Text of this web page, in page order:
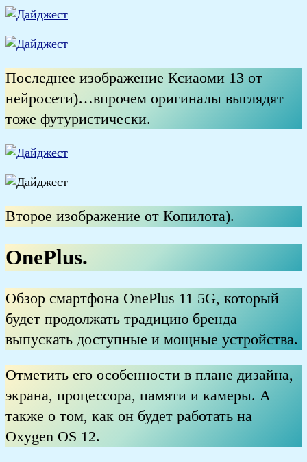
Последнее изображение Ксиаоми 13 от
нейросети)…впрочем оригиналы выглядят
тоже футуристически.
Второе изображение от Копилота).
OnePlus.
Обзор смартфона OnePlus 11 5G, который
будет продолжать традицию бренда
выпускать доступные и мощные устройства.
Отметить его особенности в плане дизайна,
экрана, процессора, памяти и камеры. А
также о том, как он будет работать на
Oxygen OS 12.